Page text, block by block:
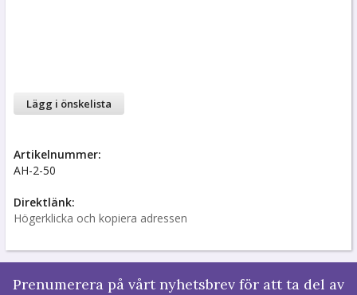
Lägg i önskelista
Artikelnummer:
AH-2-50
Direktlänk:
Högerklicka och kopiera adressen
Prenumerera på vårt nyhetsbrev för att ta del av